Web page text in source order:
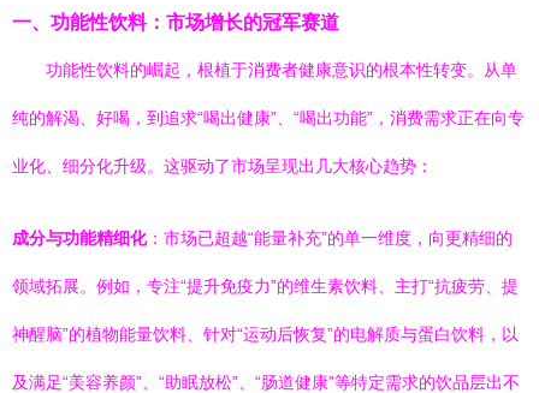
一、功能性饮料：市场增长的冠军赛道
功能性饮料的崛起，根植于消费者健康意识的根本性转变。从单
纯的解渴、好喝，到追求“喝出健康”、“喝出功能”，消费需求正在向专
业化、细分化升级。这驱动了市场呈现出几大核心趋势：
成分与功能精细化：市场已超越“能量补充”的单一维度，向更精细的
领域拓展。例如，专注“提升免疫力”的维生素饮料、主打“抗疲劳、提
神醒脑”的植物能量饮料、针对“运动后恢复”的电解质与蛋白饮料，以
及满足“美容养颜”、“助眠放松”、“肠道健康”等特定需求的饮品层出不